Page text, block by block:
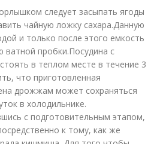
следует засыпать ягоды
чайную ложку сахара.Данную
и только после этого емкость
пробки.Посудина с
в теплом месте в течение 3
что приготовленная
дрожжам может сохраняться
в холодильнике.
с подготовительным этапом,
к тому, как же